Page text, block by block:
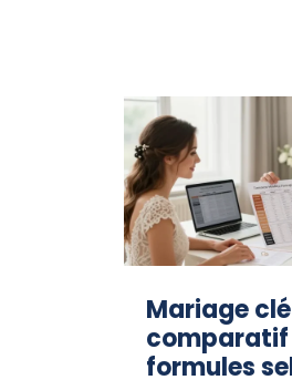
Mariage
comparatif
formules